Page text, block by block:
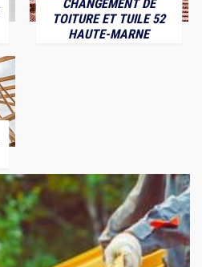
CHANGEMENT DE
TOITURE ET TUILE 52
HAUTE-MARNE